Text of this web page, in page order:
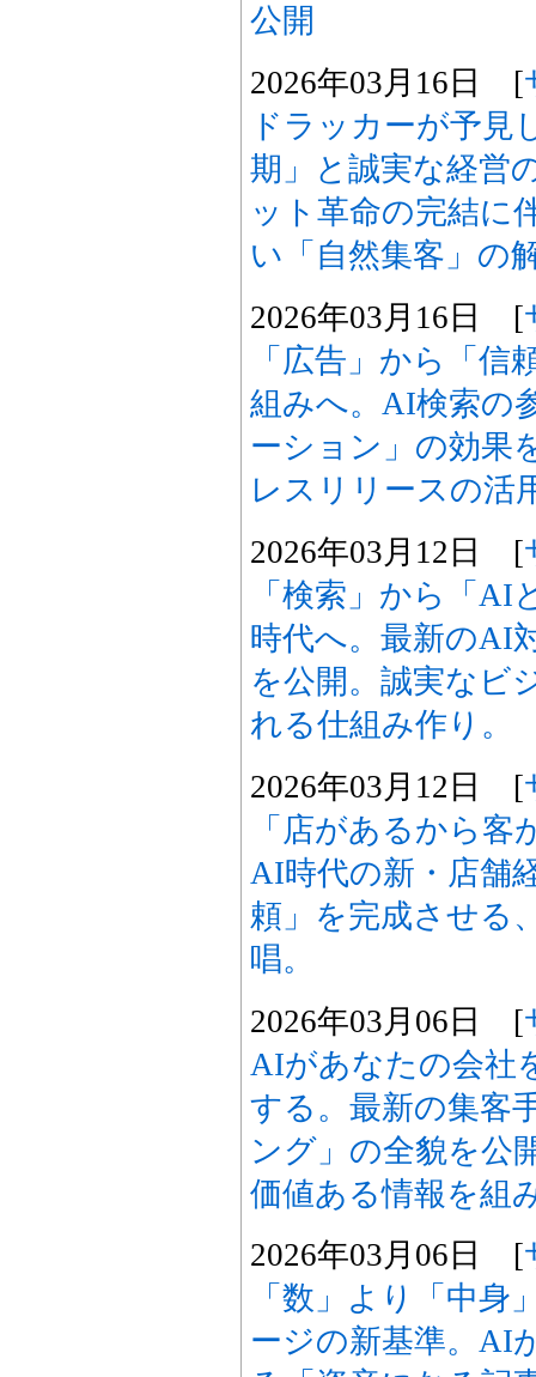
公開
2026年03月16日 [
ドラッカーが予見
期」と誠実な経営
ット革命の完結に
い「自然集客」の
2026年03月16日 [
「広告」から「信
組みへ。AI検索の
ーション」の効果
レスリリースの活
2026年03月12日 [
「検索」から「AI
時代へ。最新のAI
を公開。誠実なビ
れる仕組み作り。
2026年03月12日 [
「店があるから
AI時代の新・店舗
頼」を完成させる
唱。
2026年03月06日 [
AIがあなたの会社
する。最新の集客
ング」の全貌を公
価値ある情報を組
2026年03月06日 [
「数」より「中身
ージの新基準。AI